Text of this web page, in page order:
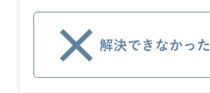
解決できなかった